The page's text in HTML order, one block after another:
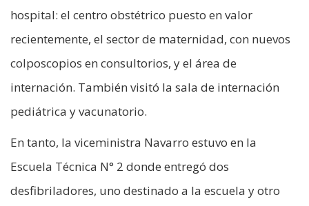
hospital: el centro obstétrico puesto en valor
recientemente, el sector de maternidad, con nuevos
colposcopios en consultorios, y el área de
internación. También visitó la sala de internación
pediátrica y vacunatorio.
En tanto, la viceministra Navarro estuvo en la
Escuela Técnica N° 2 donde entregó dos
desfibriladores, uno destinado a la escuela y otro